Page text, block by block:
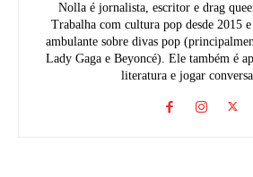
Nolla é jornalista, escritor e drag
Trabalha com cultura pop desde 2015
ambulante sobre divas pop
Lady Gaga e Beyoncé). Ele também é
literatura e jogar